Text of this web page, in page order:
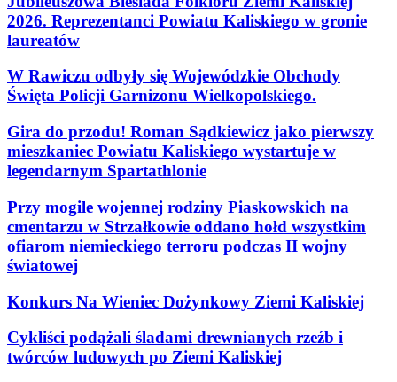
2026. Reprezentanci Powiatu Kaliskiego w gronie
laureatów
W Rawiczu odbyły się Wojewódzkie Obchody
Święta Policji Garnizonu Wielkopolskiego.
Gira do przodu! Roman Sądkiewicz jako pierwszy
mieszkaniec Powiatu Kaliskiego wystartuje w
legendarnym Spartathlonie
Przy mogile wojennej rodziny Piaskowskich na
cmentarzu w Strzałkowie oddano hołd wszystkim
ofiarom niemieckiego terroru podczas II wojny
światowej
Konkurs Na Wieniec Dożynkowy Ziemi Kaliskiej
Cykliści podążali śladami drewnianych rzeźb i
twórców ludowych po Ziemi Kaliskiej